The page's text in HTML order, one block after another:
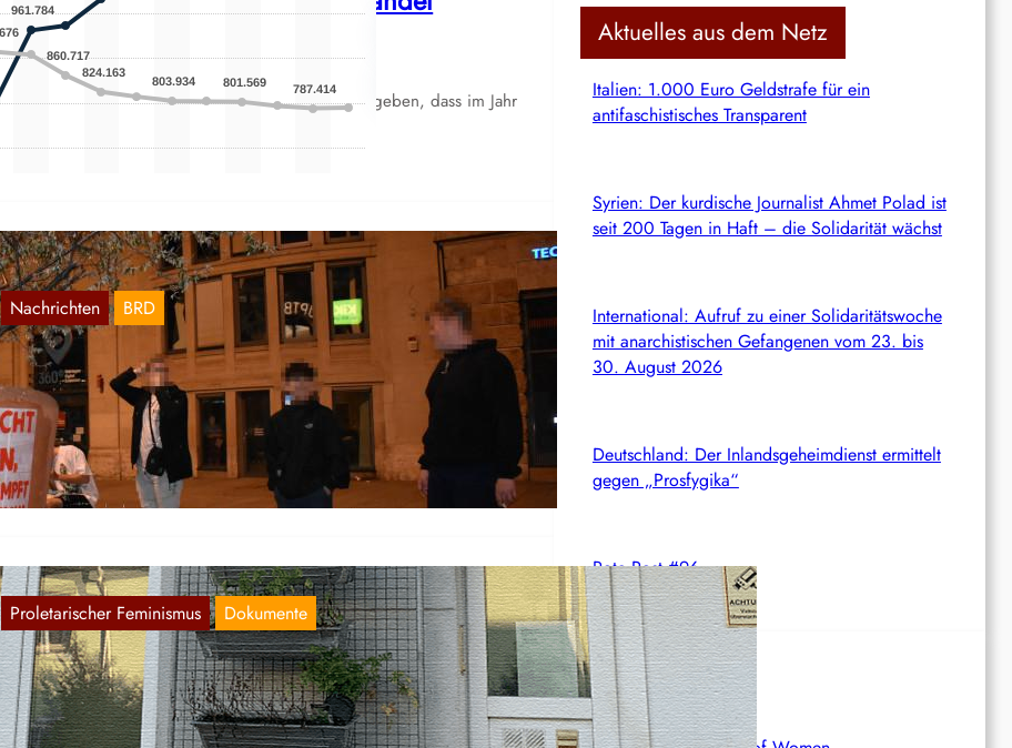
Sep. 19, 2024
Eine Anfrage der Linkspartei im Bundestag an das
Ausbeutungsministerium unter Hubertus Heil hat ergeben, dass im Jahr
Nachrichten BRD
Ostdeutschland: Aktionen zum Wahlboykott
Sep. 3, 2024
Wir veröffentlichen Bilder, welche uns zugeschickt wurden:
Proletarischer Feminismus Dokumente
Versklavung geflüchteter Ukrainerinnen in
Deutschland
Aug. 12, 2023
c
Aktuelles aus dem Netz
Italien: 1.000 Euro Geldstrafe für ein
antifaschistisches Transparent
Syrien: Der kurdische Journalist Ahmet Polad ist
seit 200 Tagen in Haft – die Solidarität wächst
International: Aufruf zu einer Solidaritätswoche
mit anarchistischen Gefangenen vom 23. bis
30. August 2026
Deutschland: Der Inlandsgeheimdienst ermittelt
gegen „Prosfygika“
Rote Post #96
Rotdenker